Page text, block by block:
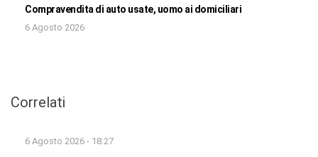
Compravendita di auto usate, uomo ai domiciliari
6 Agosto 2026
Correlati
6 Agosto 2026 - 18:27